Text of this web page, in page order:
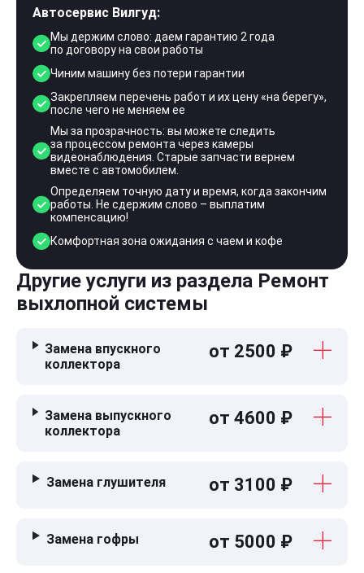
Автосервис Вилгуд:
Мы держим слово: даем гарантию 2 года
по договору на свои работы
Чиним машину без потери гарантии
Закрепляем перечень работ и их цену «на берегу»,
после чего не меняем ее
Мы за прозрачность: вы можете следить
за процессом ремонта через камеры
видеонаблюдения. Старые запчасти вернем
вместе с автомобилем.
Определяем точную дату и время, когда закончим
работы. Не сдержим слово – выплатим
компенсацию!
Комфортная зона ожидания с чаем и кофе
Другие услуги из раздела Ремонт
выхлопной системы
Замена впускного
коллектора
от 2500 ₽
Замена выпускного
коллектора
от 4600 ₽
Замена глушителя от 3100 ₽
Замена гофры от 5000 ₽